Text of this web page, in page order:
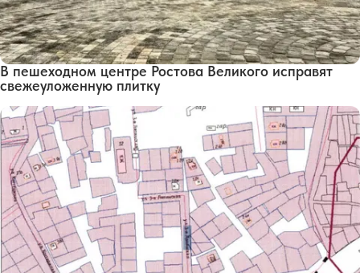
В пешеходном центре Ростова Великого исправят
свежеуложенную плитку